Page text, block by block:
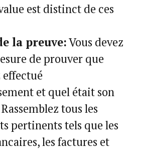
est distinct de ces
la preuve:Vous devez
de prouver que
effectué
et quel était son
tous les
pertinents tels que les
les factures et